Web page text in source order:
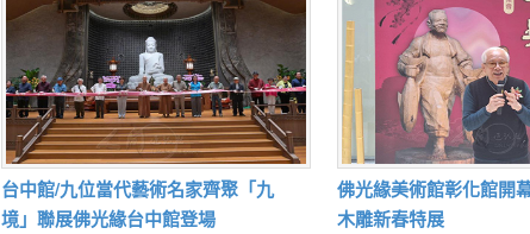
台中館/九位當代藝術名家齊聚「九
境」聯展佛光緣台中館登場
佛光緣美術館彰化館
木雕新春特展